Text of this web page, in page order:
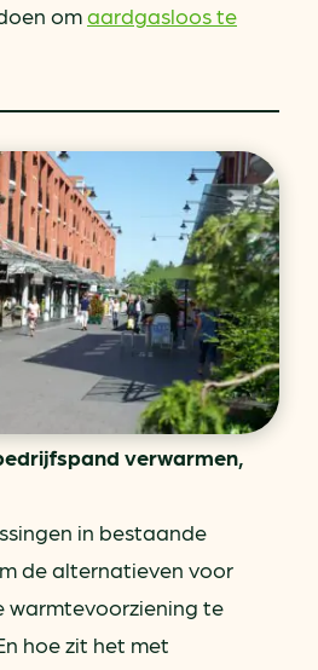
omaardgasloos te
verwarmen,
in bestaande
de alternatieven voor
warmtevoorziening te
hoe zit het met